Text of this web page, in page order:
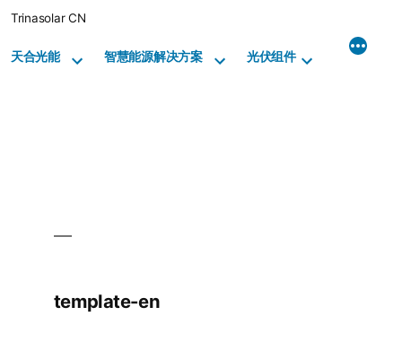
Trinasolar CN
天合光能 智慧能源解决方案 光伏组件
template-en